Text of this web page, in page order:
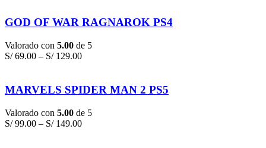
GOD OF WAR RAGNAROK PS4
Valorado con 5.00 de 5
S/69.00 – S/129.00
MARVELS SPIDER MAN 2 PS5
Valorado con 5.00 de 5
S/99.00 – S/149.00